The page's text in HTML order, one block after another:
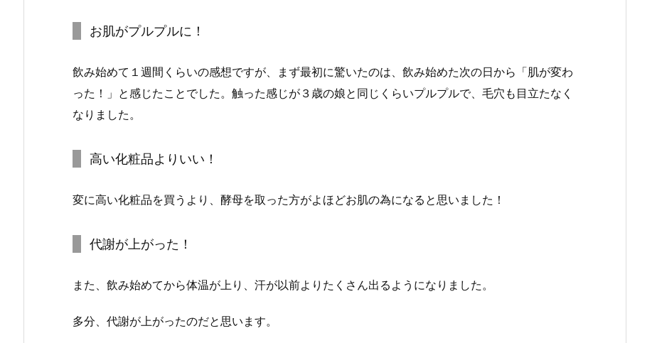
お肌がプルプルに！
飲み始めて１週間くらいの感想ですが、まず最初に驚いたのは、飲み始めた次の日から「肌が変わ
った！」と感じたことでした。触った感じが３歳の娘と同じくらいプルプルで、毛穴も目立たなく
なりました。
高い化粧品よりいい！
変に高い化粧品を買うより、酵母を取った方がよほどお肌の為になると思いました！
代謝が上がった！
また、飲み始めてから体温が上り、汗が以前よりたくさん出るようになりました。
多分、代謝が上がったのだと思います。